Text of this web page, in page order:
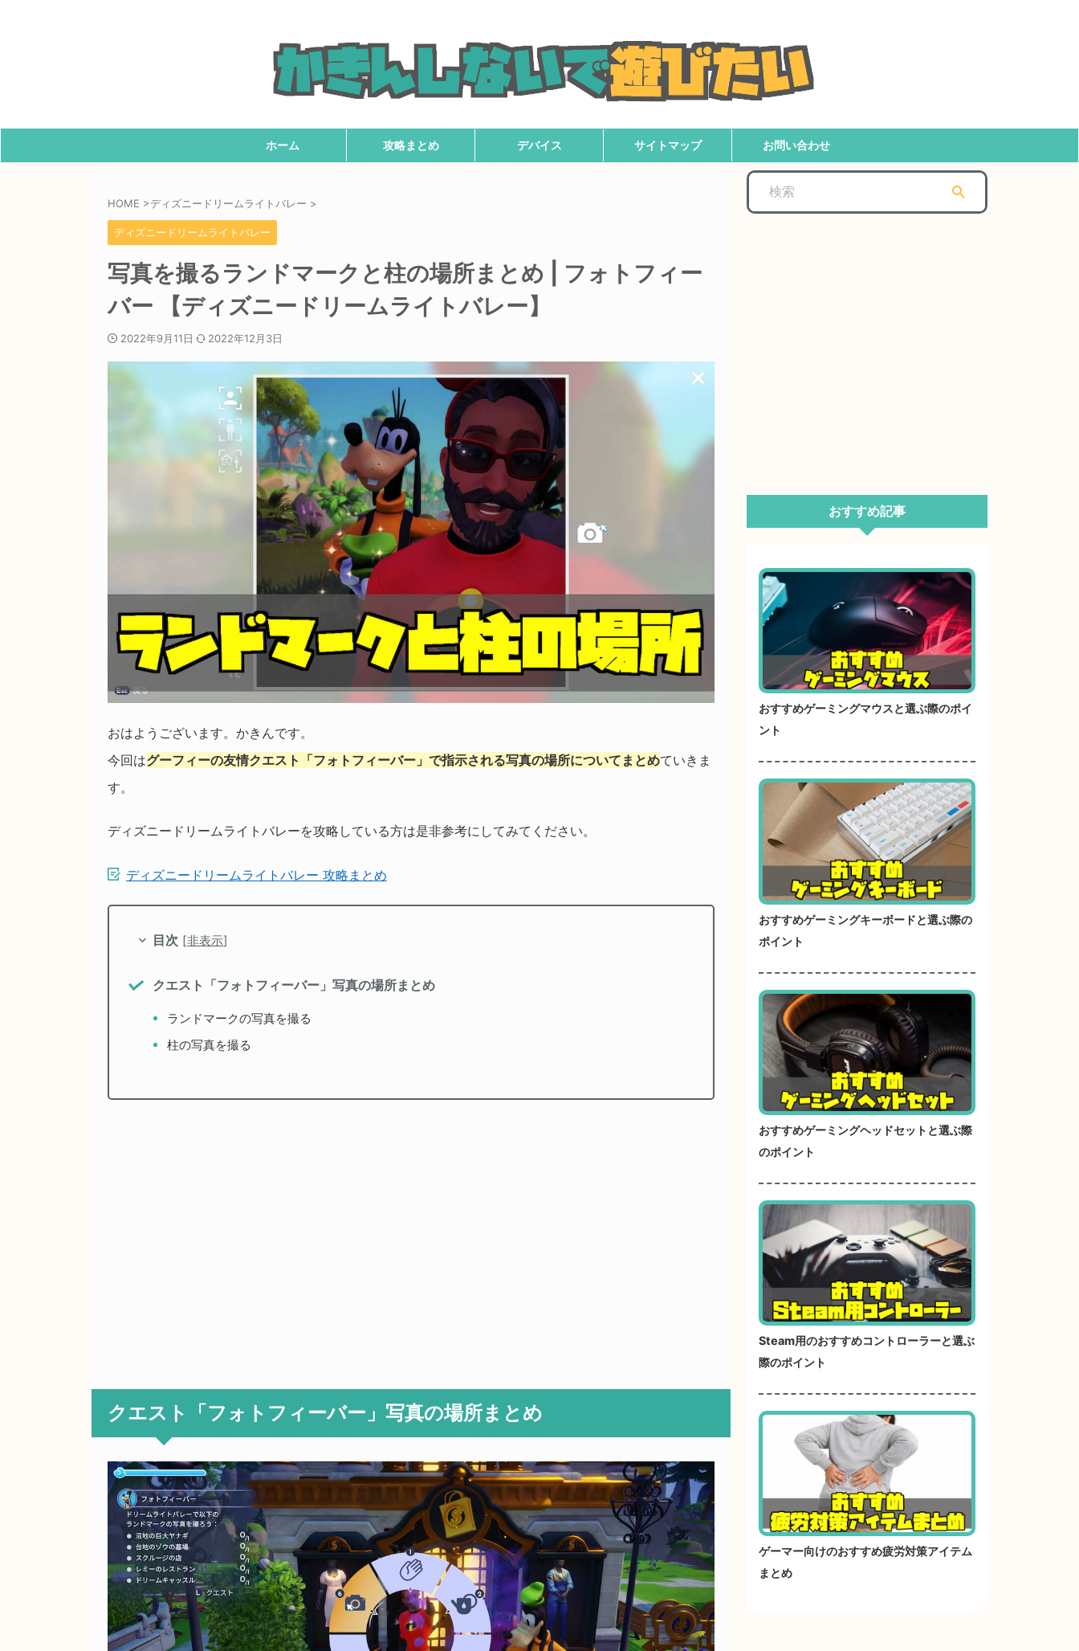
ホーム 攻略まとめ デバイス サイトマップ お問い合わせ
HOME >ディズニードリームライトバレー >
ディズニードリームライトバレー
写真を撮るランドマークと柱の場所まとめ | フォトフィー
バー 【ディズニードリームライトバレー】
2022年9月11日 2022年12月3日
おはようございます。かきんです。
今回はグーフィーの友情クエスト「フォトフィーバー」で指示される写真の場所についてまとめていきま
す。
ディズニードリームライトバレーを攻略している方は是非参考にしてみてください。
ディズニードリームライトバレー 攻略まとめ
目次 [非表示]
クエスト「フォトフィーバー」写真の場所まとめ
ランドマークの写真を撮る
柱の写真を撮る
クエスト「フォトフィーバー」写真の場所まとめ
おすすめ記事
おすすめゲーミングマウスと選ぶ際のポイ
ント
おすすめゲーミングキーボードと選ぶ際の
ポイント
おすすめゲーミングヘッドセットと選ぶ際
のポイント
Steam用のおすすめコントローラーと選ぶ
際のポイント
ゲーマー向けのおすすめ疲労対策アイテム
まとめ